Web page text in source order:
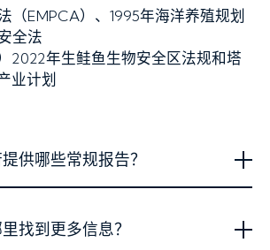
（EMPCA）、1995年海洋养殖规划
全法
2022年生鲑鱼生物安全区法规和塔
业计划
供哪些常规报告？
找到更多信息？